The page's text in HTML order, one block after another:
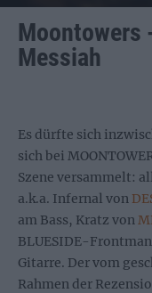
Moontowers
Messiah
Es dürfte sich
sich bei
Szene versammelt:
a.k.a. Infernal von
am Bass, Kratz von
BLUESIDE-
Gitarre. Der vom
Rahmen der